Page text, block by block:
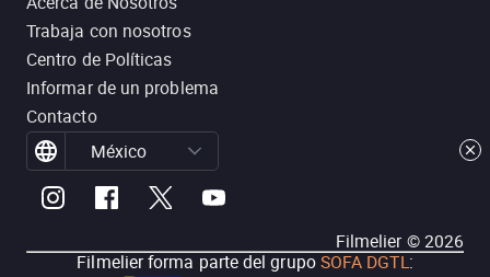
Trabaja con nosotros
Centro de Políticas
Informar de un problema
Contacto
México
Filmelier ©2026
Filmelier forma parte del grupoSOFA DGTL: